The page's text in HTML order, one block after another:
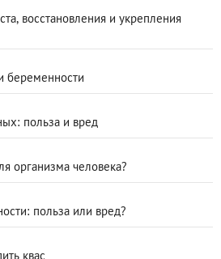
восстановления и укрепления
беременности
польза и вред
организма человека?
польза или вред?
квас